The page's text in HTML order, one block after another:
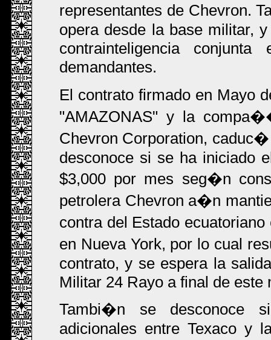
representantes de Chevron.
opera desde la base militar,
contrainteligencia
demandantes.
El contrato firmado en Mayo
"AMAZONAS" y la
Chevron Corporation,
desconoce si se ha iniciado
$3,000 por mes seg�n
petrolera Chevron a�n
contra del Estado
en Nueva York, por lo cual
contrato, y se espera la
Militar 24 Rayo a final de este
Tambi�n se desconoce
adicionales entre Texaco y